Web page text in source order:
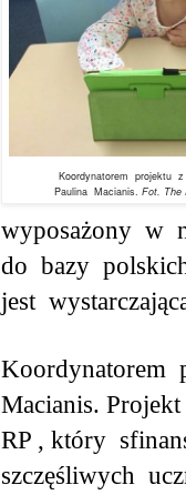
Koordynatorem projektu z
Paulina Macianis. Fot. The
wyposażony w
do bazy
jest
Koordynatorem
Macianis. Projekt
RP , który
szczęśliwych